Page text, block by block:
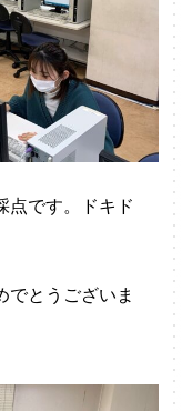
点です。ドキド
でとうございま